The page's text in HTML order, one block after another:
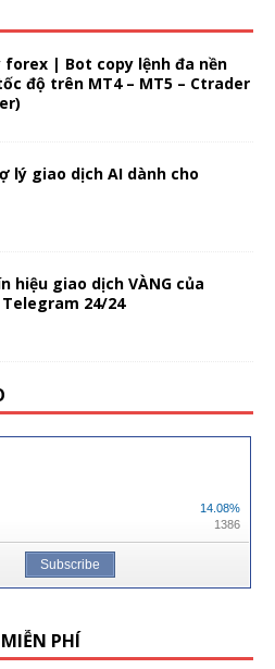
forex | Bot copy lệnh đa nền
độ trên MT4 – MT5 – Ctrader
lý giao dịch AI dành cho
hiệu giao dịch VÀNG của
24/24
PHÍ